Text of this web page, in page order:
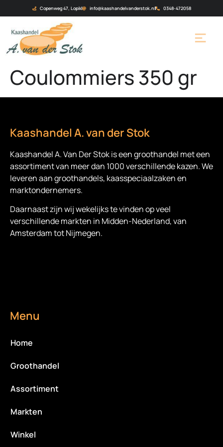
Copenweg 47, Lopik info@kaashandelvanderstok.nl 0348-472058
Coulommiers 350 gr
Kaashandel A. van der Stok
Kaashandel A. Van Der Stok is eengroothandel met een
assortiment van meer dan 1000 verschillende kazen. We
leveren aan groothandels, kaasspeciaalzaken en
marktondernemers.
Daarnaast zijn wij wekelijks te vinden op veel
verschillende markten in Midden-Nederland, van
Amsterdam tot Nijmegen.
Menu
Home
Groothandel
Assortiment
Markten
Winkel